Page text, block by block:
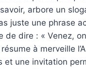
arbore un
juste une phrase
de dire : « Venez,
à merveille
et une invitation